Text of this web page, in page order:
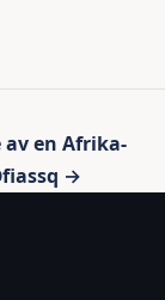
av en Afrika-
→